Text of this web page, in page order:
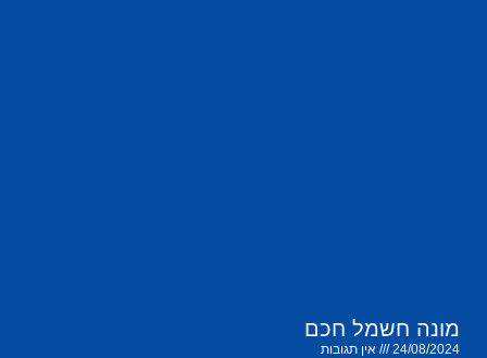
מונה חשמל חכם
24/08/2024 אין תגובות